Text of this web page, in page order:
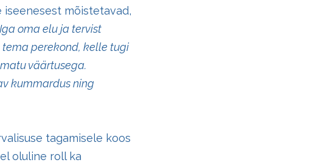
iseenesest mõistetavad,
oma elu ja tervist
tema perekond, kelle tugi
väärtusega.
kummardus ning
tagamisele koos
oluline roll ka